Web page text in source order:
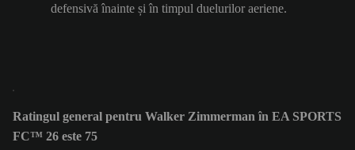
defensivă înainte și în timpul duelurilor aeriene.
Ratingul general pentru Walker Zimmerman în EA SPORTS
FC™ 26 este 75